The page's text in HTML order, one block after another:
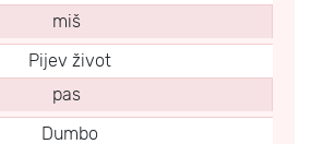
miš
Pijev život
pas
Dumbo